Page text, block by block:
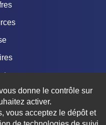
donne le contrôle sur
activer.
vous acceptez le dépôt et